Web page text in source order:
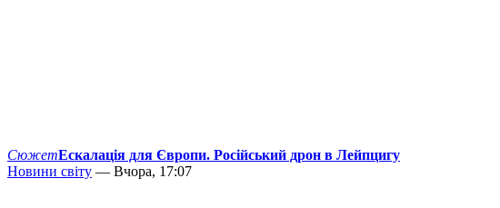
СюжетЕскалація для Європи. Російський дрон в Лейпцигу
Новини світу — Вчора, 17:07